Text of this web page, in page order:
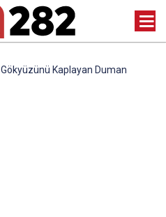
Gökyüzünü Kaplayan Duman